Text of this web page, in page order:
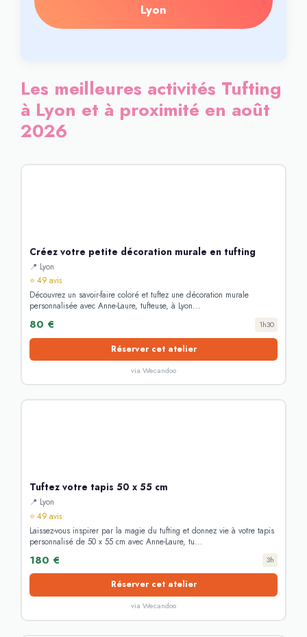
Lyon
Les meilleures activités Tufting
à Lyon et à proximité en août
2026
Créez votre petite décoration murale en tufting
📍 Lyon
⭐ 49 avis
Découvrez un savoir-faire coloré et tuftez une décoration murale
personnalisée avec Anne-Laure, tufteuse, à Lyon...
80 € 1h30
Réserver cet atelier
via Wecandoo
Tuftez votre tapis 50 x 55 cm
📍 Lyon
⭐ 49 avis
Laissez-vous inspirer par la magie du tufting et donnez vie à votre tapis
personnalisé de 50 x 55 cm avec Anne-Laure, tu...
180 € 3h
Réserver cet atelier
via Wecandoo